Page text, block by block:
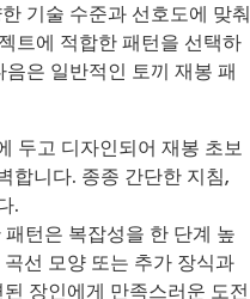
기술 수준과 선호도에 맞춰
트에 적합한 패턴을 선택하
은 일반적인 토끼 재봉 패
두고 디자인되어 재봉 초보
합니다. 종종 간단한 지침,
.
턴은 복잡성을 한 단계 높
선 모양 또는 추가 장식과
장인에게 만족스러운 도전